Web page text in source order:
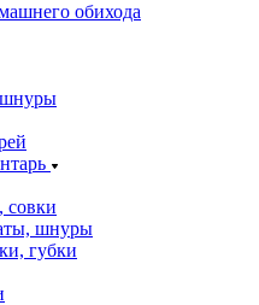
обихода
совки
шнуры
губки